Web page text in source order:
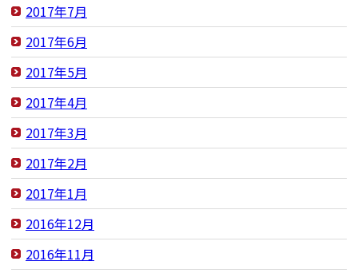
2017年7月
2017年6月
2017年5月
2017年4月
2017年3月
2017年2月
2017年1月
2016年12月
2016年11月